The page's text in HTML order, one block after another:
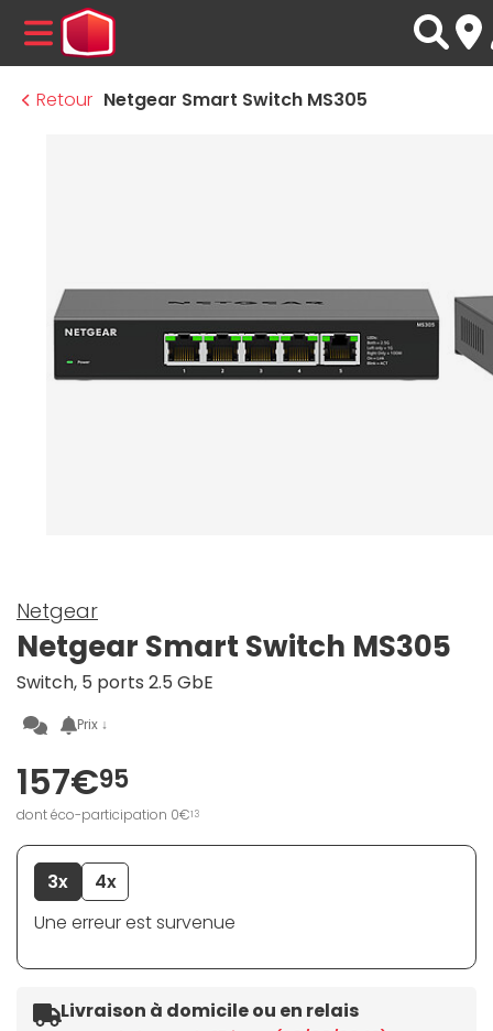
MENU
Retour Netgear Smart Switch MS305
Netgear
Netgear Smart Switch MS305
Switch, 5 ports 2.5 GbE
Prix ↓
157€95
dont éco-participation 0€13
3x
4x
Une erreur est survenue
Livraison à domicile ou en relais